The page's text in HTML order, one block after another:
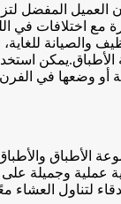
المفضل
مع اختلافات في
والصيانة
أو وضعها في
الأطباق
عملية وجميلة
لتناول العشاء